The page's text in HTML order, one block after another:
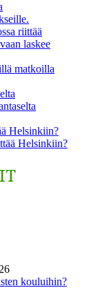
riittää
laskee
matkoilla
Helsinkiin?
Helsinkiin?
kouluihin?